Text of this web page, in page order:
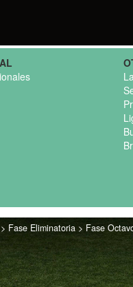
Fase Eliminatoria > Fase